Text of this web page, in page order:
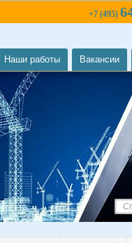
+7 (495)
Наши работы Вакансии